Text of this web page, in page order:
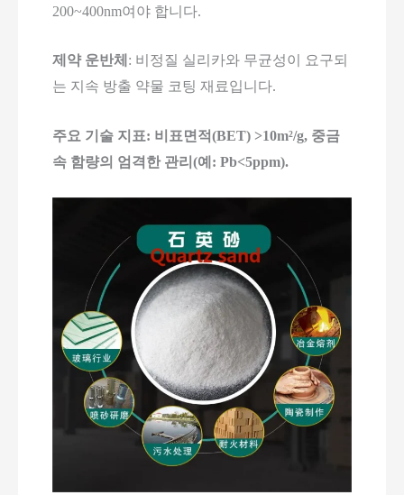
200~400nm여야 합니다.
제약 운반체 : 비정질 실리카와 무균성이 요구되
는 지속 방출 약물 코팅 재료입니다.
주요 기술 지표: 비표면적(BET) >10m²/g, 중금
속 함량의 엄격한 관리(예: Pb<5ppm).